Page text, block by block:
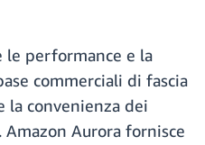
le performance e la
commerciali di fascia
la convenienza dei
Amazon Aurora fornisce